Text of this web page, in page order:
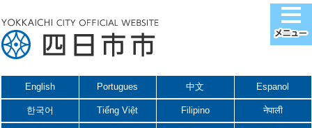
English Portugues 中文 Espanol
한국어 Tiếng Việt Filipino नेपाली